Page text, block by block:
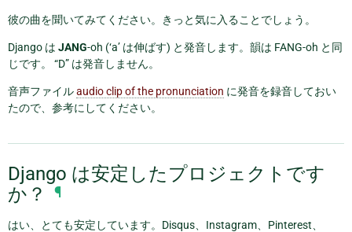
彼の曲を聞いてみてください。きっと気に入ることでしょう。
Django は JANG-oh (‘a’ は伸ばす) と発音します。韻は FANG-oh と同
じです。 “D” は発音しません。
音声ファイルaudio clip of the pronunciation に発音を録音しておい
たので、参考にしてください。
Django は安定したプロジェクトです
か？
¶
はい、とても安定しています。Disqus、Instagram、Pinterest、